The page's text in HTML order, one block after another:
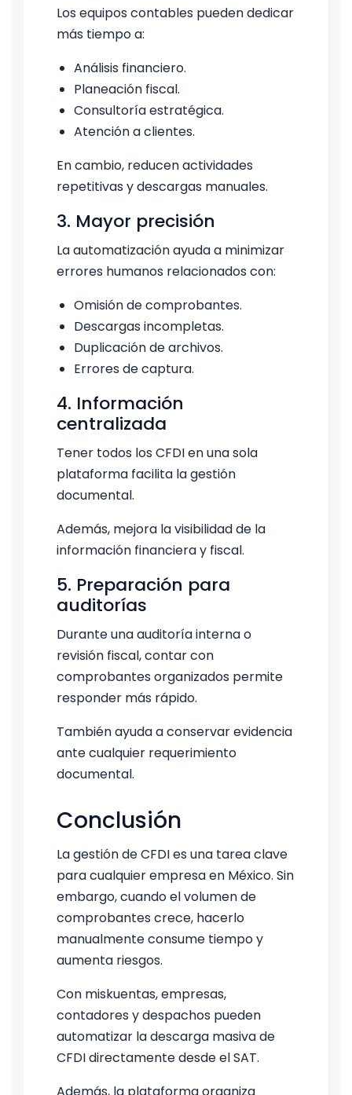
Los equipos contables pueden dedicar
más tiempo a:
Análisis financiero.
Planeación fiscal.
Consultoría estratégica.
Atención a clientes.
En cambio, reducen actividades
repetitivas y descargas manuales.
3. Mayor precisión
La automatización ayuda a minimizar
errores humanos relacionados con:
Omisión de comprobantes.
Descargas incompletas.
Duplicación de archivos.
Errores de captura.
4. Información
centralizada
Tener todos los CFDI en una sola
plataforma facilita la gestión
documental.
Además, mejora la visibilidad de la
información financiera y fiscal.
5. Preparación para
auditorías
Durante una auditoría interna o
revisión fiscal, contar con
comprobantes organizados permite
responder más rápido.
También ayuda a conservar evidencia
ante cualquier requerimiento
documental.
Conclusión
La gestión de CFDI es una tarea clave
para cualquier empresa en México. Sin
embargo, cuando el volumen de
comprobantes crece, hacerlo
manualmente consume tiempo y
aumenta riesgos.
Con miskuentas, empresas,
contadores y despachos pueden
automatizar la descarga masiva de
CFDI directamente desde el SAT.